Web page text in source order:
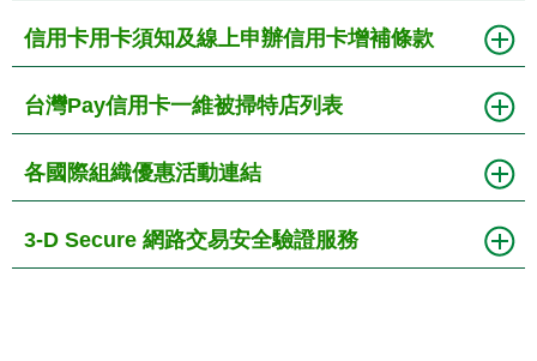
信用卡用卡須知及線上申辦信用卡增補條款
台灣Pay信用卡一維被掃特店列表
各國際組織優惠活動連結
3-D Secure 網路交易安全驗證服務